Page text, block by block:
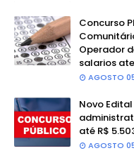
Concurso
Operador
salarios ate
AGOSTO
Novo
até R$
AGOSTO